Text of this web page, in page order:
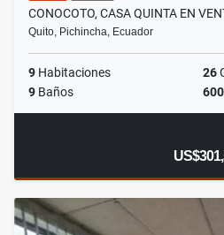
CONOCOTO, CASA QUINTA EN
Quito, Pichincha, Ecuador
9 Habitaciones 26
9 Baños 600